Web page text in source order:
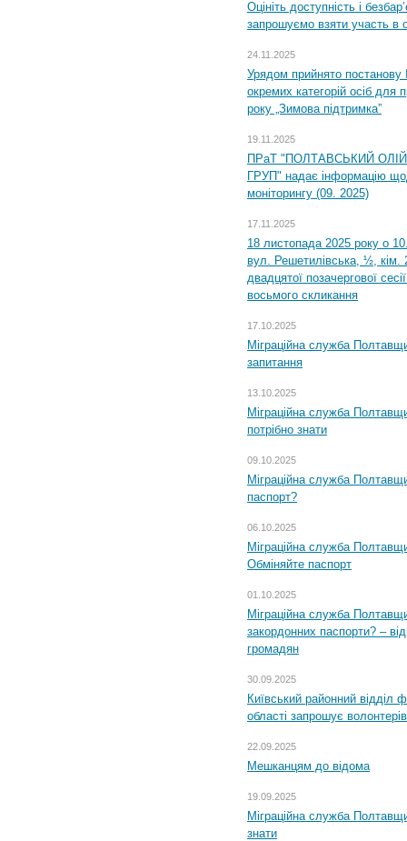
Оцініть доступність і
запрошуємо взяти участь в
24.11.2025
Урядом прийнято постанову
окремих категорій осіб для
року „Зимова підтримка”
19.11.2025
ПРаТ "ПОЛТАВСЬКИЙ
ГРУП" надає інформацію
моніторингу (09. 2025)
17.11.2025
18 листопада 2025 року о
вул. Решетилівська, ½, кім.
двадцятої позачергової
восьмого скликання
17.10.2025
Міграційна служба
запитання
13.10.2025
Міграційна служба
потрібно знати
09.10.2025
Міграційна служба
паспорт?
06.10.2025
Міграційна служба
Обміняйте паспорт
01.10.2025
Міграційна служба
закордонних паспорти? –
громадян
30.09.2025
Київський районний відділ
області запрошує
22.09.2025
Мешканцям до відома
19.09.2025
Міграційна служба
знати